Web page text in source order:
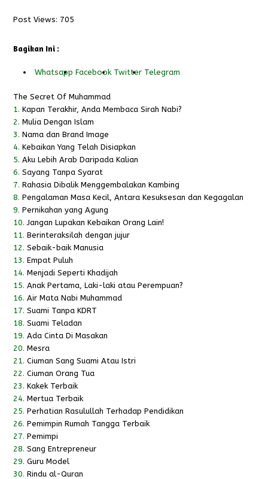
Post Views: 705
Bagikan Ini :
Whatsapp Facebook Twitter Telegram
The Secret Of Muhammad
1. Kapan Terakhir, Anda Membaca Sirah Nabi?
2. Mulia Dengan Islam
3. Nama dan Brand Image
4. Kebaikan Yang Telah Disiapkan
5. Aku Lebih Arab Daripada Kalian
6. Sayang Tanpa Syarat
7. Rahasia Dibalik Menggembalakan Kambing
8. Pengalaman Masa Kecil, Antara Kesuksesan dan Kegagalan
9. Pernikahan yang Agung
10. Jangan Lupakan Kebaikan Orang Lain!
11. Berinteraksilah dengan jujur
12. Sebaik-baik Manusia
13. Empat Puluh
14. Menjadi Seperti Khadijah
15. Anak Pertama, Laki-laki atau Perempuan?
16. Air Mata Nabi Muhammad
17. Suami Tanpa KDRT
18. Suami Teladan
19. Ada Cinta Di Masakan
20. Mesra
21. Ciuman Sang Suami Atau Istri
22. Ciuman Orang Tua
23. Kakek Terbaik
24. Mertua Terbaik
25. Perhatian Rasulullah Terhadap Pendidikan
26. Pemimpin Rumah Tangga Terbaik
27. Pemimpi
28. Sang Entrepreneur
29. Guru Model
30. Rindu al-Quran